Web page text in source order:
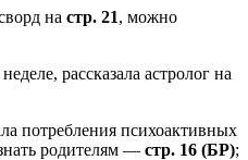
на стр. 21, можно
рассказала астролог на
потребления психоактивных
родителям — стр. 16 (БР);